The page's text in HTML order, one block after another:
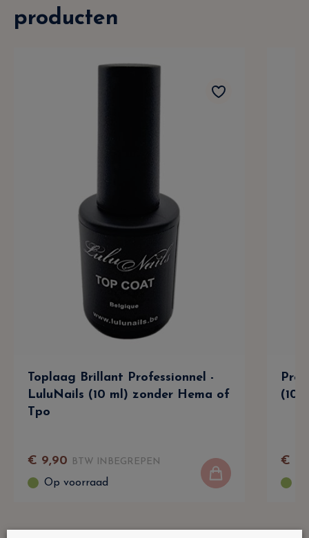
producten
Toplaag Brillant Professionnel -
LuluNails (10 ml) zonder Hema of
Tpo
€ 9,90 BTW INBEGREPEN
Op voorraad
(10
€